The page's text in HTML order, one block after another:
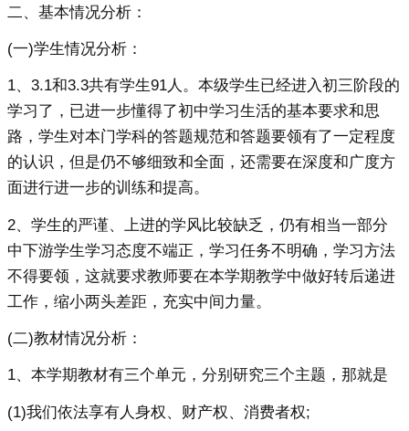
二、基本情况分析：
(一)学生情况分析：
1、3.1和3.3共有学生91人。本级学生已经进入初三阶段的
学习了，已进一步懂得了初中学习生活的基本要求和思
路，学生对本门学科的答题规范和答题要领有了一定程度
的认识，但是仍不够细致和全面，还需要在深度和广度方
面进行进一步的训练和提高。
2、学生的严谨、上进的学风比较缺乏，仍有相当一部分
中下游学生学习态度不端正，学习任务不明确，学习方法
不得要领，这就要求教师要在本学期教学中做好转后递进
工作，缩小两头差距，充实中间力量。
(二)教材情况分析：
1、本学期教材有三个单元，分别研究三个主题，那就是
(1)我们依法享有人身权、财产权、消费者权;